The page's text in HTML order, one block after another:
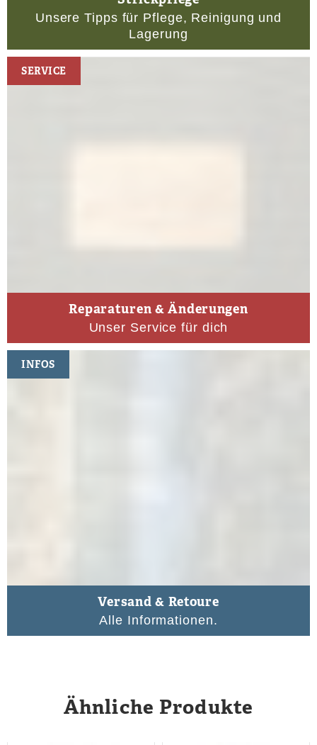
Unsere Tipps für Pflege, Reinigung und
Lagerung
Reparaturen & Änderungen
Unser Service für dich
SERVICE
Versand & Retoure
Alle Informationen.
INFOS
Ähnliche Produkte